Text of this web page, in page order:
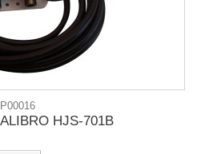
P00016
HJS-701B